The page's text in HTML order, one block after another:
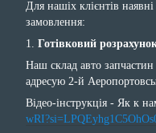
Для нашіх клієнтів
замовлення:
1. Готівковий
Наш склад авто запчастин
адресую 2-й
Відео-інструкція - Як к